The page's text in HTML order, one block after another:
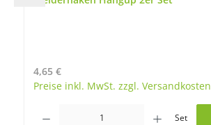
Regulärer Preis:
4,65 €
Preise inkl. MwSt. zzgl. Versandkosten
Set